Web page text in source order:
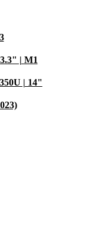
| M1
| 14"